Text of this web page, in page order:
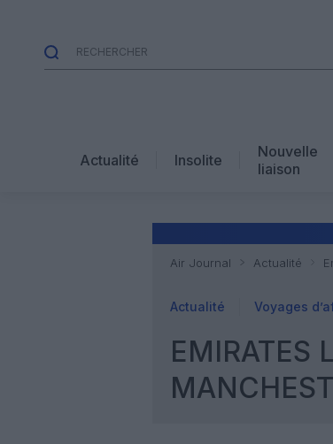
Actualité Insolite
Nouvelle
liaison
Air Journal Actualité
Actualité Voyages
EMIRATES